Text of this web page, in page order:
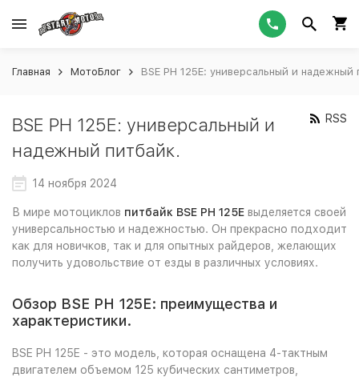
Главная МотоБлог BSE PH 125E: универсальный и надежный
BSE PH 125E: универсальный и
надежный питбайк.
RSS
14 ноября 2024
В мире мотоциклов питбайк BSE PH 125E выделяется своей
универсальностью и надежностью. Он прекрасно подходит
как для новичков, так и для опытных райдеров, желающих
получить удовольствие от езды в различных условиях.
Обзор BSE PH 125E: преимущества и
характеристики.
BSE PH 125E - это модель, которая оснащена 4-тактным
двигателем объемом 125 кубических сантиметров,